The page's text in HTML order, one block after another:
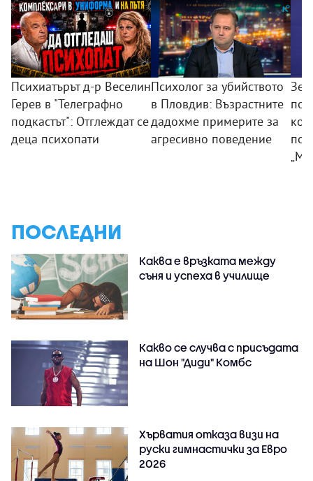
Психиатърът д-р Веселин
Герев в "Телеграфно
подкастът": Отглеждат се
деца психопати
Психолог за убийството
в Пловдив: Възрастните
дадохме примерите за
агресивно поведение
ПОСЛЕДНИ
Каква е връзката между
съня и успеха в училище
Какво се случва с присъдата
на Шон "Диди" Комбс
Хърватия отказа визи на
руски гимнастички за Евро
2026